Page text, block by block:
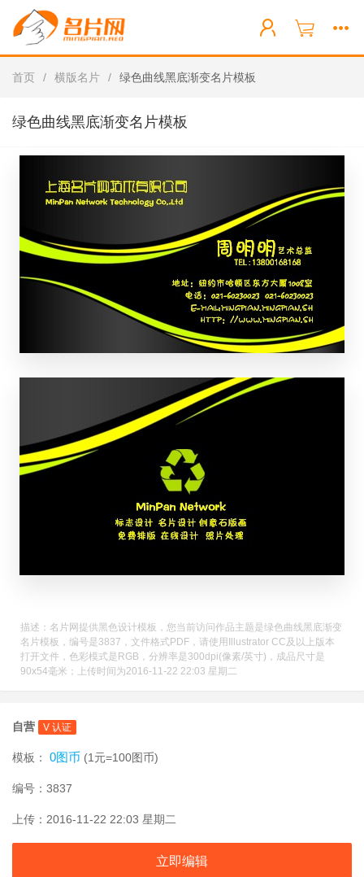
首页 / 横版名片 / 绿色曲线黑底渐变名片模板
绿色曲线黑底渐变名片模板
描述：名片网提供黑色设计模板，您当前访问作品主题是绿色曲线黑底渐变
名片模板，编号是3837，文件格式PDF，请使用Illustrator CC及以上版本
打开文件，色彩模式是RGB，分辨率是300dpi(像素/英寸)，成品尺寸是
90x54毫米；上传时间为2016-11-22 22:03 星期二
自营 V 认证
模板： 0图币 (1元=100图币)
编号：3837
上传：2016-11-22 22:03 星期二
立即编辑